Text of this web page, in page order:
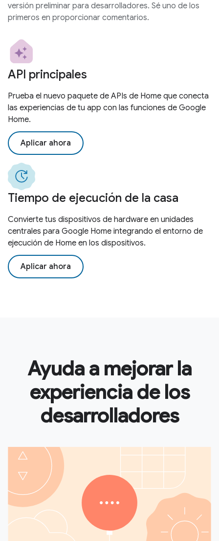
versión preliminar para desarrolladores. Sé uno de los
primeros en proporcionar comentarios.
API principales
Prueba el nuevo paquete de APIs de Home que conecta
las experiencias de tu app con las funciones de Google
Home.
Aplicar ahora
Tiempo de ejecución de la casa
Convierte tus dispositivos de hardware en unidades
centrales para Google Home integrando el entorno de
ejecución de Home en los dispositivos.
Aplicar ahora
Ayuda a mejorar la
experiencia de los
desarrolladores